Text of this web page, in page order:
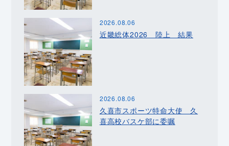
2026.08.06
近畿総体2026 陸上 結果
2026.08.06
久喜市スポーツ特命大使 久
喜高校バスケ部に委嘱